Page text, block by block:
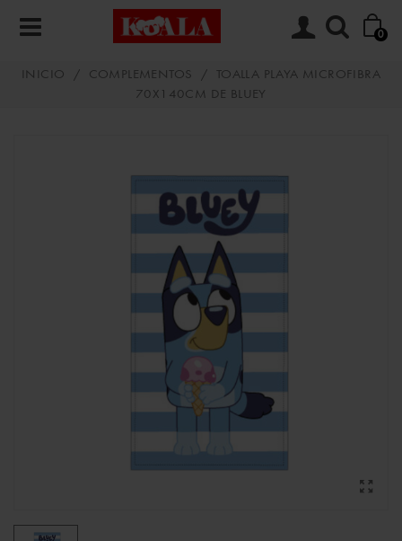
0
INICIO / COMPLEMENTOS /
TOALLA PLAYA MICROFIBRA
70X140CM DE BLUEY